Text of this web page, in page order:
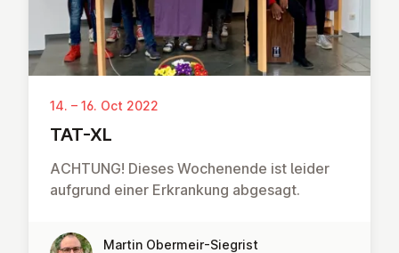
14. – 16. Oct 2022
TAT-XL
ACHTUNG! Dieses Wochenende ist leider
aufgrund einer Erkrankung abgesagt.
Martin Obermeir-Siegrist